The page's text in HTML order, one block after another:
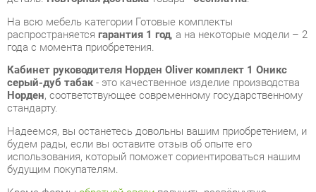
Кабинет руководителя Норден Oliver комплект 1 Оникс
серый-дуб табак- это качественное изделие производства
Норден, соответствующее современному государственному
стандарту.
Надеемся, вы останетесь довольны вашим приобретением, и
будем рады, если вы оставите отзыв об опыте его
использования, который поможет сориентироваться нашим
будущим покупателям.
Кроме формы
получить развёрнутую
консультацию, фото и видеообзор продукции вы можете по
e-mail, телефону в Екатеринбурге и через мессенджеры
Telegram и WhatsApp.